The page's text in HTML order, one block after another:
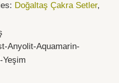
Doğaltaş Çakra Setler,
Anyolit-Aquamarin-